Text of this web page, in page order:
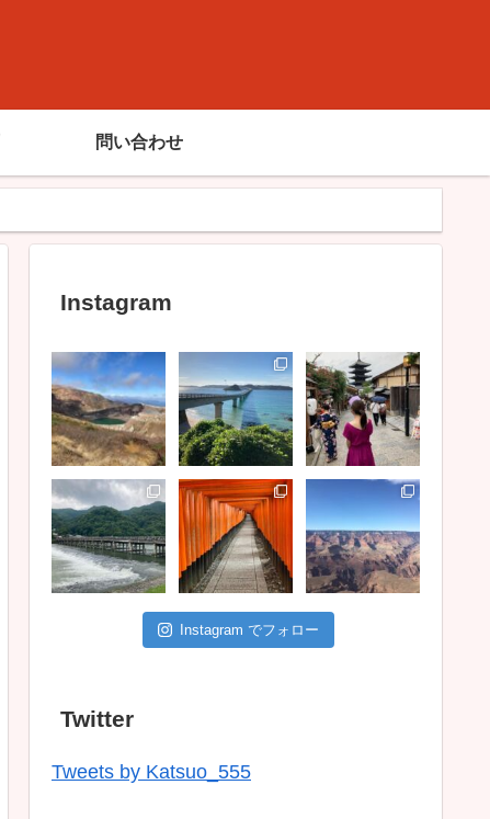
問い合わせ
Instagram
Instagram でフォロー
Twitter
Tweets by Katsuo_555